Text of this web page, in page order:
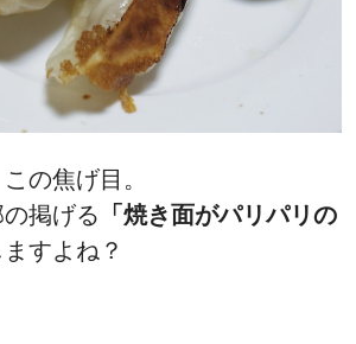
の焦げ目。
掲げる 「焼き面がパリパリの
すよね？